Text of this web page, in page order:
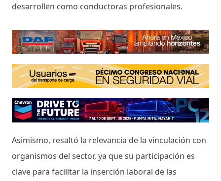
desarrollen como conductoras profesionales.
Asimismo, resaltó la relevancia de la vinculación con
organismos del sector, ya que su participación es
clave para facilitar la inserción laboral de las